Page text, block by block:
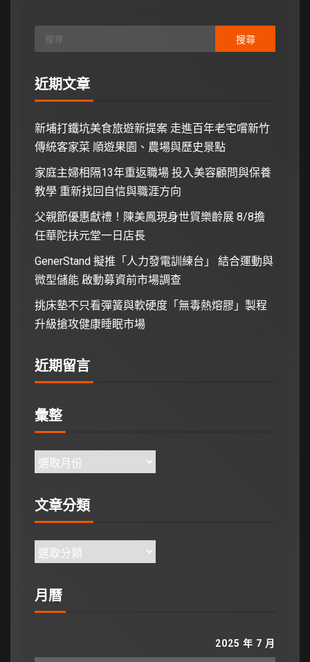
近期文章
新埔打鐵坑美食旅遊新提案 走進百年老宅嚐新竹
傳統客家菜 順遊果園、農場與歷史景點
家庭主婦相隔13年重返職場 投入美容顧問與保養
教學 重新找回自信與職涯方向
父親節優惠獻禮！陳美鳳現身世貿樂齡展 8/8擔
任華陀扶元堂一日店長
GenerStand 擬推「人力發電訓練台」 結合運動與
微型儲能 啟動募資前市場調查
挑床墊不只看彈簧與軟硬度「無毒熱熔膠」製程
升級搶攻健康睡眠市場
近期留言
彙整
文章分類
月曆
2025 年 7 月